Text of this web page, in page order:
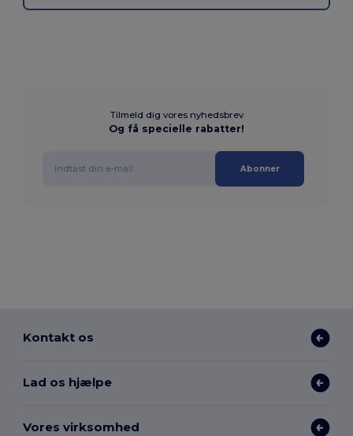
Tilmeld dig vores nyhedsbrev
Og få specielle rabatter!
Abonner
Kontakt os
Lad os hjælpe
Vores virksomhed